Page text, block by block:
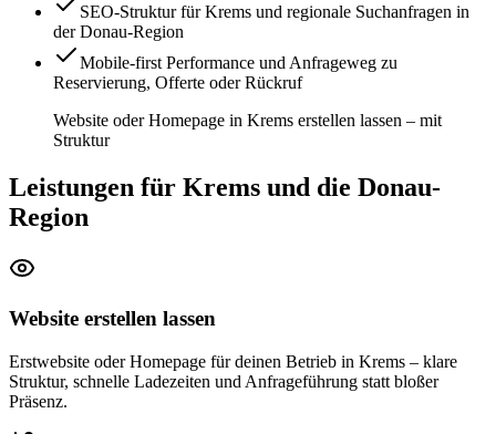
SEO-Struktur für Krems und regionale Suchanfragen in
der Donau-Region
Mobile-first Performance und Anfrageweg zu
Reservierung, Offerte oder Rückruf
Website oder Homepage in Krems erstellen lassen – mit
Struktur
Leistungen für Krems und die Donau-
Region
Website erstellen lassen
Erstwebsite oder Homepage für deinen Betrieb in Krems – klare
Struktur, schnelle Ladezeiten und Anfrageführung statt bloßer
Präsenz.